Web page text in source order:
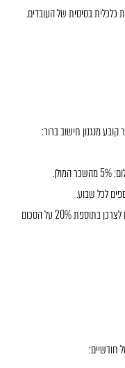
כלכלית בסיסית של העובדים.
מנגנון חישוב ברור:
לחילופין: הצמדה מלאה לפי מדד המחירים לצרכן בתוספת 20% על הסכום